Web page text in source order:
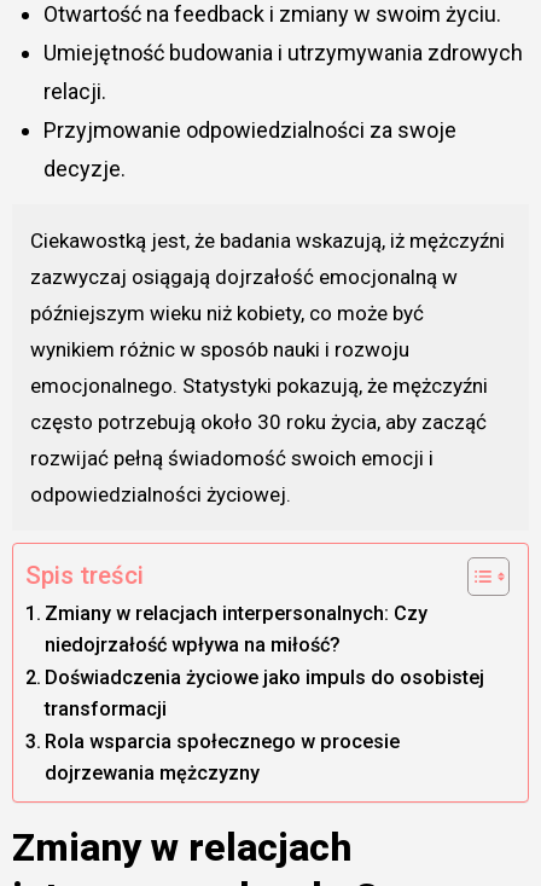
Otwartość na feedback i zmiany w swoim życiu.
Umiejętność budowania i utrzymywania zdrowych
relacji.
Przyjmowanie odpowiedzialności za swoje
decyzje.
Ciekawostką jest, że badania wskazują, iż mężczyźni
zazwyczaj osiągają dojrzałość emocjonalną w
późniejszym wieku niż kobiety, co może być
wynikiem różnic w sposób nauki i rozwoju
emocjonalnego. Statystyki pokazują, że mężczyźni
często potrzebują około 30 roku życia, aby zacząć
rozwijać pełną świadomość swoich emocji i
odpowiedzialności życiowej.
Spis treści
Zmiany w relacjach interpersonalnych: Czy
niedojrzałość wpływa na miłość?
Doświadczenia życiowe jako impuls do osobistej
transformacji
Rola wsparcia społecznego w procesie
dojrzewania mężczyzny
Zmiany w relacjach